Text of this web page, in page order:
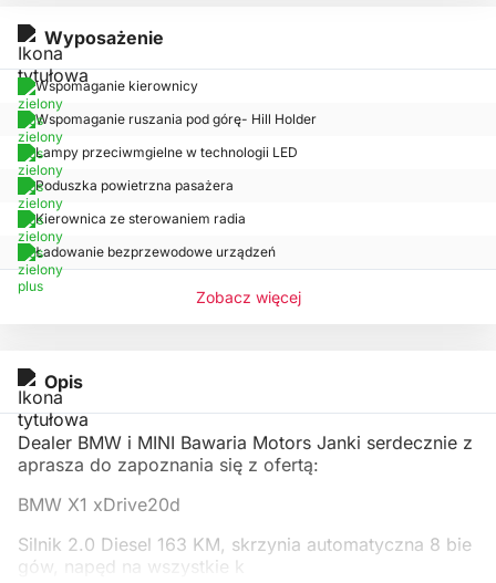
Wyposażenie
Wspomaganie kierownicy
Wspomaganie ruszania pod górę- Hill Holder
Lampy przeciwmgielne w technologii LED
Poduszka powietrzna pasażera
Kierownica ze sterowaniem radia
Ładowanie bezprzewodowe urządzeń
Zobacz więcej
Opis
Dealer BMW i MINI Bawaria Motors Janki serdecznie z
aprasza do zapoznania się z ofertą:
BMW X1 xDrive20d
Silnik 2.0 Diesel 163 KM, skrzynia automatyczna 8 bie
gów, napęd na wszystkie k